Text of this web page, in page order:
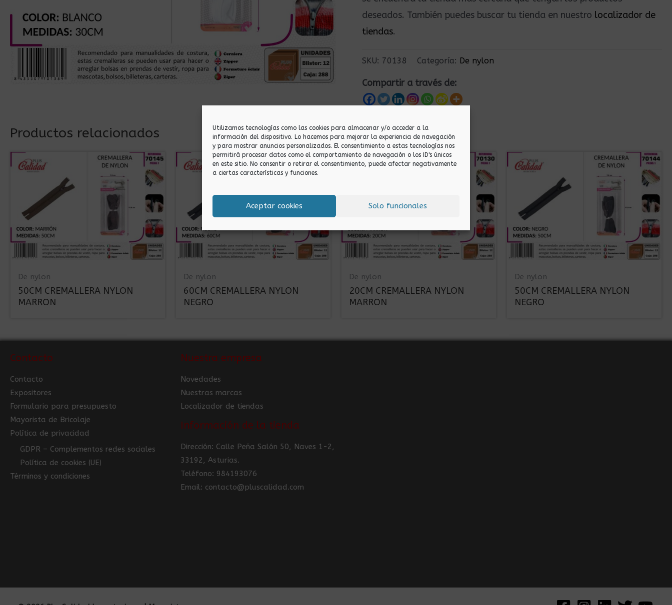
Utilizamos tecnologías como las cookies para almacenar y/o acceder a la
información del dispositivo. Lo hacemos para mejorar la experiencia de navegación
y para mostrar anuncios personalizados. El consentimiento a estas tecnologías nos
permitirá procesar datos como el comportamiento de navegación o los ID's únicos
en este sitio. No consentir o retirar el consentimiento, puede afectar negativamente
a ciertas características y funciones.
Aceptar cookies Solo funcionales
deseados. También puedes buscar tu tienda en nuestro localizador de
tiendas.
SKU: 70138 Categoría: De nylon
Compartir a través de:
Productos relacionados
De nylon
50CM CREMALLERA NYLON
MARRON
De nylon
60CM CREMALLERA NYLON
NEGRO
De nylon
20CM CREMALLERA NYLON
MARRON
De nylon
50CM CREMALLERA NYLON
NEGRO
Contacto
Contacto
Expositores
Formulario para presupuesto
Mayorista de Bricolaje
Política de privacidad
GDPR – Complementos redes sociales
Política de cookies (UE)
Términos y condiciones
Nuestra empresa
Novedades
Nuestras marcas
Localizador de tiendas
Información de la tienda
Dirección: Calle Peña Salón 50, Naves 1-2,
33192, Asturias.
Teléfono: 984193076
Email: contacto@pluscalidad.com